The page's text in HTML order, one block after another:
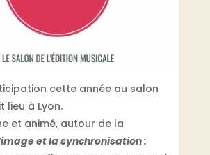
cette année au salon
lieu à Lyon.
et animé, autour de la
et la synchronisation :